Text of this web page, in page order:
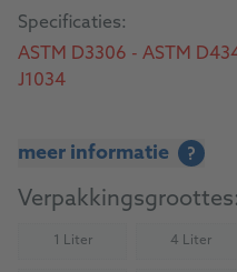
Specificaties:
ASTM D3306 - ASTM
J1034
meer informatie ?
Verpakkingsgroottes:
1 Liter(Not available) 4 Liter
(Not